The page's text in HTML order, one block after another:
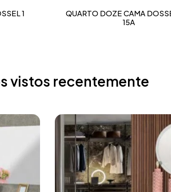
1
QUARTO DOZE CAMA
15A
vistos recentemente